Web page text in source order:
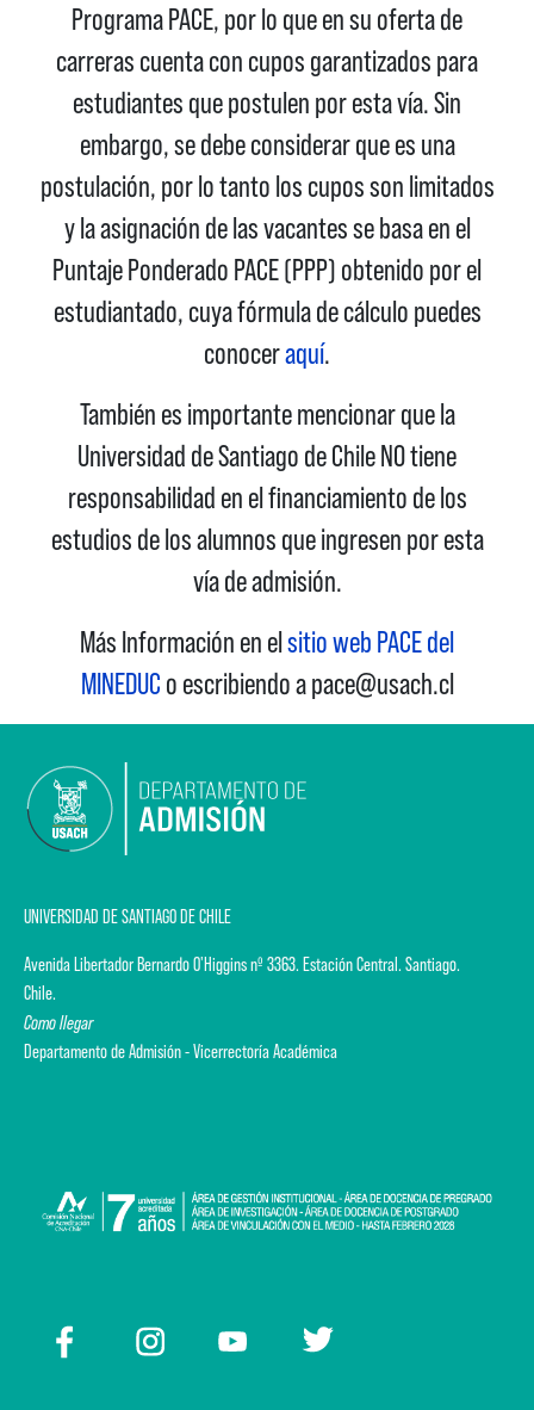
Programa PACE, por lo que en su oferta de
carreras cuenta con cupos garantizados para
estudiantes que postulen por esta vía. Sin
embargo, se debe considerar que es una
postulación, por lo tanto los cupos son limitados
y la asignación de las vacantes se basa en el
Puntaje Ponderado PACE (PPP) obtenido por el
estudiantado, cuya fórmula de cálculo puedes
conoceraquí.
También es importante mencionar que la
Universidad de Santiago de Chile NO tiene
responsabilidad en el financiamiento de los
estudios de los alumnos que ingresen por esta
vía de admisión.
Más Información en elsitio web PACE del
MINEDUC o escribiendo a pace@usach.cl
UNIVERSIDAD DE SANTIAGO DE CHILE
Avenida Libertador Bernardo O'Higgins nº 3363. Estación Central. Santiago.
Chile.
Como llegar
Departamento de Admisión - Vicerrectoría Académica